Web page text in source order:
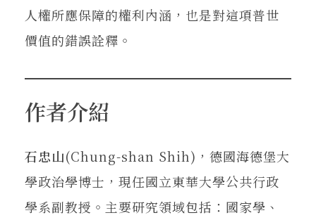
人權所應保障的權利內涵，也是對這項普世
價值的錯誤詮釋。
作者介紹
石忠山(Chung-shan Shih)，德國海德堡大
學政治學博士，現任國立東華大學公共行政
學系副教授。主要研究領域包括：國家學、